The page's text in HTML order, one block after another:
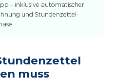
– inklusive automatischer
und Stundenzettel-
muss